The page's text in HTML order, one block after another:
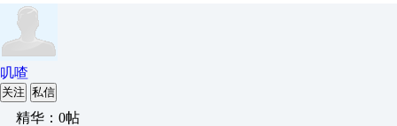
叽喳
关注 私信
精华：0帖